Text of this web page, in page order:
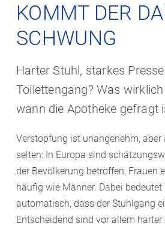
KOMMT DER
SCHWUNG
Harter Stuhl, starkes
Toilettengang? Was
wann die Apotheke gefragt
Verstopfung ist unangenehm, aber
selten: In Europa sind
der Bevölkerung betroffen, Frauen
häufig wie Männer. Dabei
automatisch, dass der Stuhlgang
Entscheidend sind vor allem harter